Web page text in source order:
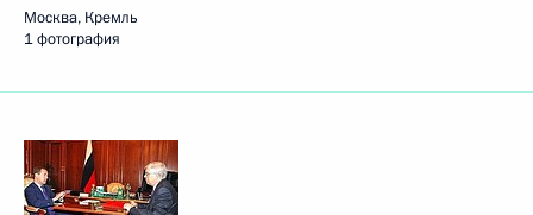
Москва, Кремль
1 фотография